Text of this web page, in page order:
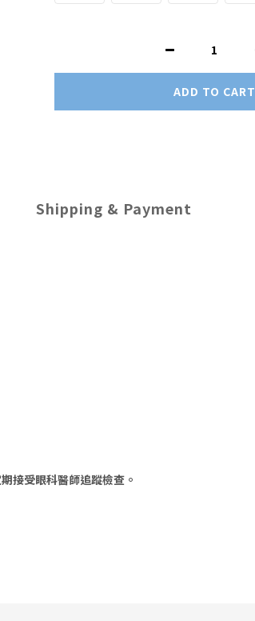
ADD TO CART
Shipping & Payment
接受眼科醫師追蹤檢查。